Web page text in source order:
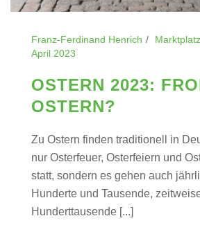
Franz-Ferdinand Henrich
April 2023
OSTERN 2023:
OSTERN?
Zu Ostern finden traditionell in
nur Osterfeuer, Osterfeiern und
statt, sondern es gehen auch
Hunderte und Tausende,
Hunderttausende [...]